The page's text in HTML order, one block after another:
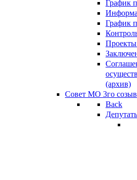
График
График
Проекты
(архив)
Совет МО 3го
Back